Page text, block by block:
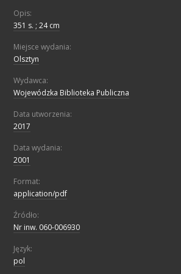
Opis:
351 s. ; 24 cm
Miejsce wydania:
Olsztyn
Wydawca:
Wojewódzka Biblioteka Publiczna
Data utworzenia:
2017
Data wydania:
2001
Format:
application/pdf
Źródło:
Nr inw. 060-006930
Język:
pol